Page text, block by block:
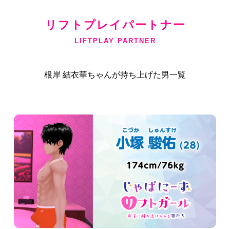
リフトプレイパートナー
LIFTPLAY PARTNER
根岸 結衣華ちゃんが持ち上げた男一覧